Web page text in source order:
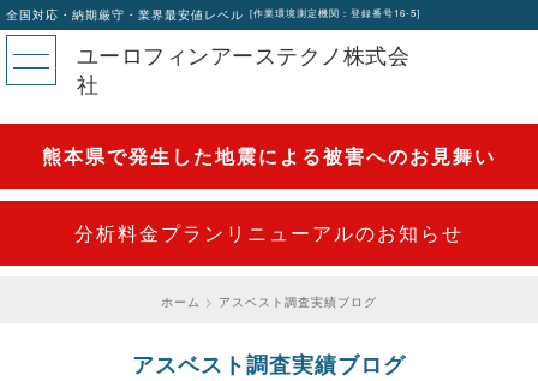
全国対応・納期厳守・業界最安値レベル [作業環境測定機関：登録番号16-5]
ユーロフィンアーステクノ株式会
社
熊本県で発生した地震による被害へのお見舞い
分析料金プランリニューアルのお知らせ
ホーム アスベスト調査実績ブログ
アスベスト調査実績ブログ